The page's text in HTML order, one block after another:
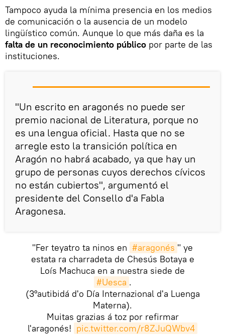
Tampoco ayuda la mínima presencia en los medios
de comunicación o la ausencia de un modelo
lingüístico común. Aunque lo que más daña es la
falta de un reconocimiento público por parte de las
instituciones.
"Un escrito en aragonés no puede ser
premio nacional de Literatura, porque no
es una lengua oficial. Hasta que no se
arregle esto la transición política en
Aragón no habrá acabado, ya que hay un
grupo de personas cuyos derechos cívicos
no están cubiertos", argumentó el
presidente del Consello d'a Fabla
Aragonesa.
"Fer teyatro ta ninos en #aragonés " ye
estata ra charradeta de Chesús Botaya e
Loís Machuca en a nuestra siede de
#Uesca .
(3°autibidá d'o Día Internazional d'a Luenga
Materna).
Muitas grazias á toz por refirmar
l'aragonés! pic.twitter.com/r8ZJuQWbv4